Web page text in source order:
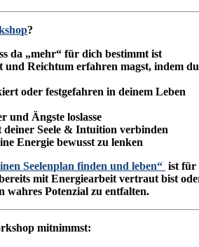
?
da „mehr“ für dich bestimmt ist
und Reichtum erfahren magst, indem du
oder festgefahren in deinem Leben
und Ängste loslasse
Seele & Intuition verbinden
Energie bewusst zu lenken
Seelenplan finden und leben“ ist für
mit Energiearbeit vertraut bist
wahres Potenzial zu entfalten.
mitnimmst: